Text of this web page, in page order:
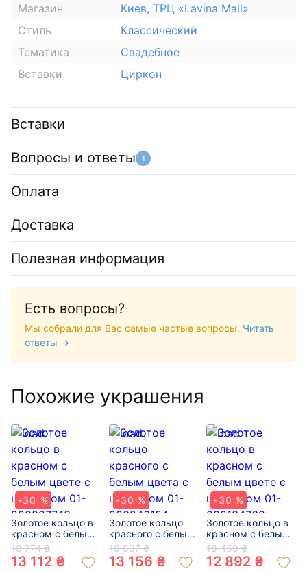
Магазин
Киев, ТРЦ «Lavina Mall»
Стиль
Классический
Тематика
Свадебное
Вставки
Циркон
Вставки
Вопросы и ответы 1
Оплата
Доставка
Полезная информация
Есть вопросы?
Мы собрали для Вас самые частые вопросы. Читать
ответы →
Похожие украшения
-30 %
Золотое кольцо в
красном с белым
цвете с цирконом
01-200227743
18 774 ₴
13 112 ₴
-30 %
Золотое кольцо
красного с белым
цвета с цирконом
01-200246154
18 837 ₴
13 156 ₴
-30 %
Золотое кольцо в
красном с белым
цвете с цирконом
01-200134769
18 459 ₴
12 892 ₴